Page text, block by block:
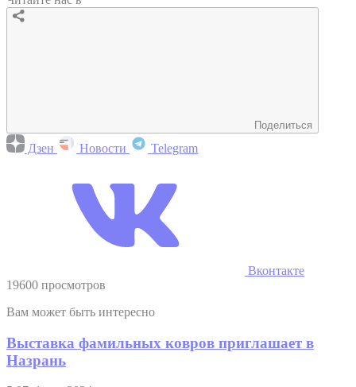
Поделиться
Дзен Новости Telegram
Вконтакте
19600 просмотров
Вам может быть интересно
Выставка фамильных ковров приглашает в
Назрань